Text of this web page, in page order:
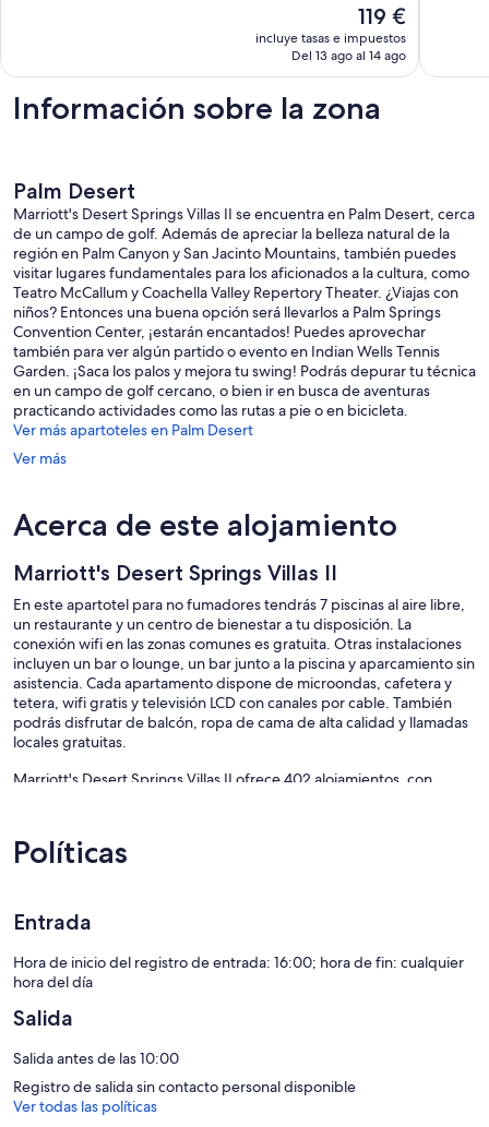
El
precio
actual
119 €
119 €
incluye tasas e impuestos
Del 13 ago al 14 ago
Información sobre la zona
Palm Desert
Marriott's Desert Springs Villas II se encuentra en Palm Desert, cerca
de un campo de golf. Además de apreciar la belleza natural de la
región en Palm Canyon y San Jacinto Mountains, también puedes
visitar lugares fundamentales para los aficionados a la cultura, como
Teatro McCallum y Coachella Valley Repertory Theater. ¿Viajas con
niños? Entonces una buena opción será llevarlos a Palm Springs
Convention Center, ¡estarán encantados! Puedes aprovechar
también para ver algún partido o evento en Indian Wells Tennis
Garden. ¡Saca los palos y mejora tu swing! Podrás depurar tu técnica
en un campo de golf cercano, o bien ir en busca de aventuras
practicando actividades como las rutas a pie o en bicicleta.
Ver más apartoteles en Palm Desert
Ver más
Acerca de este alojamiento
Marriott's Desert Springs Villas II
En este apartotel para no fumadores tendrás 7 piscinas al aire libre,
un restaurante y un centro de bienestar a tu disposición. La
conexión wifi en las zonas comunes es gratuita. Otras instalaciones
incluyen un bar o lounge, un bar junto a la piscina y aparcamiento sin
asistencia. Cada apartamento dispone de microondas, cafetera y
tetera, wifi gratis y televisión LCD con canales por cable. También
podrás disfrutar de balcón, ropa de cama de alta calidad y llamadas
locales gratuitas.
Marriott's Desert Springs Villas II ofrece 402 alojamientos, con
ropa de cama de alta calidad. Se ofrece una televisión LCD con
canales por cable de suscripción. Los baños están equipados con
a Internet wifi gratis. Los servicios para las personas de negocios
restricciones).
infantil. Otros servicios de ocio y esparcimiento incluyen centro de
Se pueden practicar las actividades de ocio y esparcimiento que se
indican más abajo en las instalaciones o cerca del alojamiento (es
posible que se aplique un recargo).
Políticas
Entrada
Hora de inicio del registro de entrada: 16:00; hora de fin: cualquier
hora del día
Salida
Salida antes de las 10:00
Registro de salida sin contacto personal disponible
Ver todas las políticas